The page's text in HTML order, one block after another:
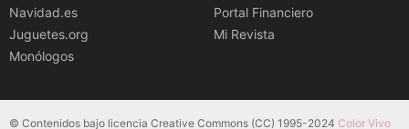
Navidad.es
Juguetes.org
Monólogos
Portal Financiero
Mi Revista
© Contenidos bajo licencia Creative Commons (CC) 1995-2024 Color Vivo